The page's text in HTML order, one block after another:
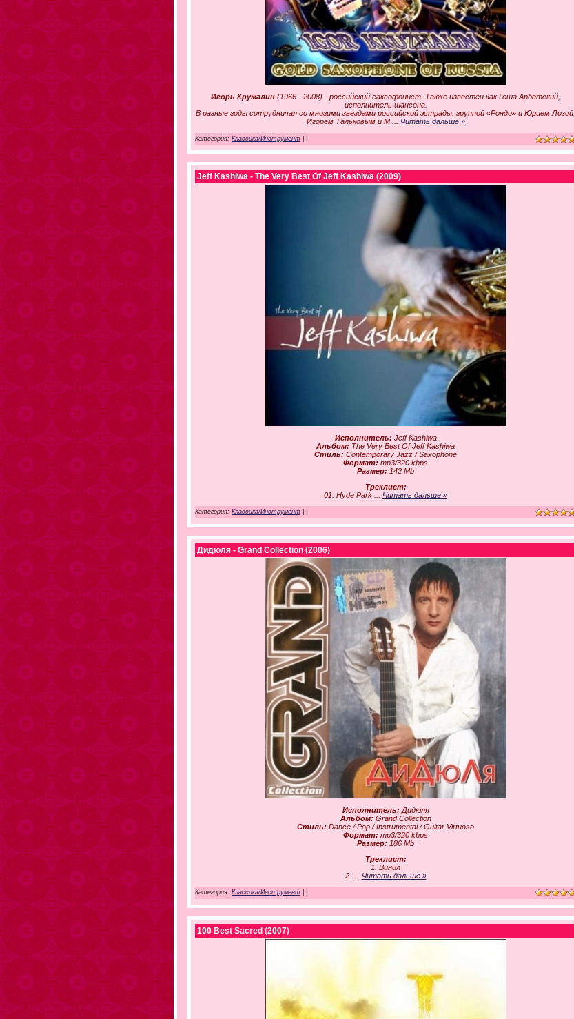
Игорь Кружалин (1966 - 2008) - российский саксофонист. Также известен как Гоша Арбатский,
исполнитель шансона.
В разные годы сотрудничал со многими звездами российской эстрады: группой «Рондо» и Юрием Лозой,
Игорем Тальковым и М
Читать дальше »
Категория: Классика/Инструмент
Jeff Kashiwa - The Very Best Of Jeff Kashiwa (2009)
Исполнитель: Jeff Kashiwa
Альбом: The Very Best Of Jeff Kashiwa
Стиль: Contemporary Jazz / Saxophone
Формат: mp3/320 kbps
Размер: 142 Mb
Треклист:
01. Hyde Park
Читать дальше »
Категория: Классика/Инструмент
Дидюля - Grand Collection (2006)
Исполнитель: Дидюля
Альбом: Grand Collection
Стиль: Dance / Pop / Instrumental / Guitar Virtuoso
Формат: mp3/320 kbps
Размер: 186 Mb
Треклист:
1. Винил
2.
Читать дальше »
Категория: Классика/Инструмент
100 Best Sacred (2007)